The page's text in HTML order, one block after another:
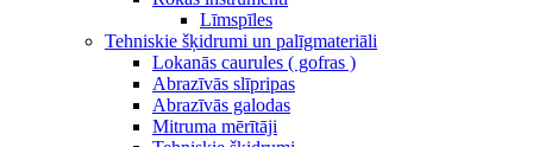
Līmspīles
Tehniskie šķidrumi un palīgmateriāli
Lokanās caurules ( gofras )
Abrazīvās slīpripas
Abrazīvās galodas
Mitruma mērītāji